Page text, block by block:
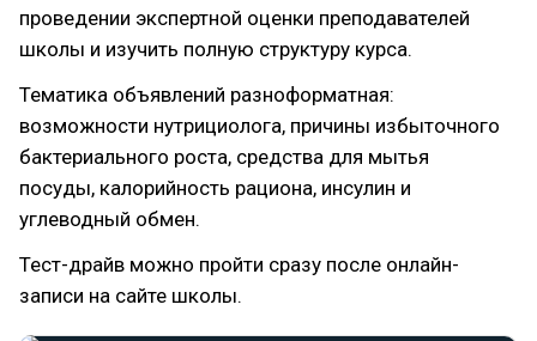
проведении экспертной оценки преподавателей
школы и изучить полную структуру курса.
Тематика объявлений разноформатная:
возможности нутрициолога, причины избыточного
бактериального роста, средства для мытья
посуды, калорийность рациона, инсулин и
углеводный обмен.
Тест-драйв можно пройти сразу после онлайн-
записи на сайте школы.